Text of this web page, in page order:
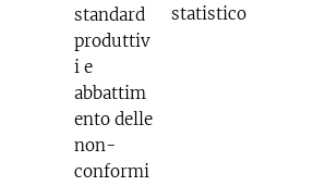
standard
produttiv
i e
abbattim
ento delle
non-
conformi
statistico